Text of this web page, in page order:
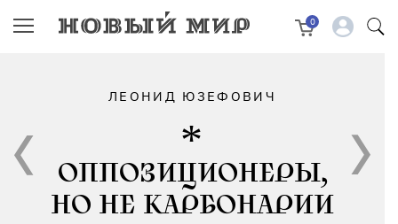
0
ЛЕОНИД ЮЗЕФОВИЧ
ОППОЗИЦИОНЕРЫ,
НО НЕ КАРБОНАРИИ